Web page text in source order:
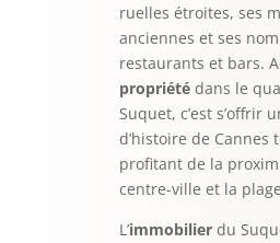
ruelles étroites, ses
anciennes et ses
restaurants et bars.
propriétédans le
Suquet, c’est s’offrir
d’histoire de Cannes
profitant de la
centre-ville et la
L’immobilierdu